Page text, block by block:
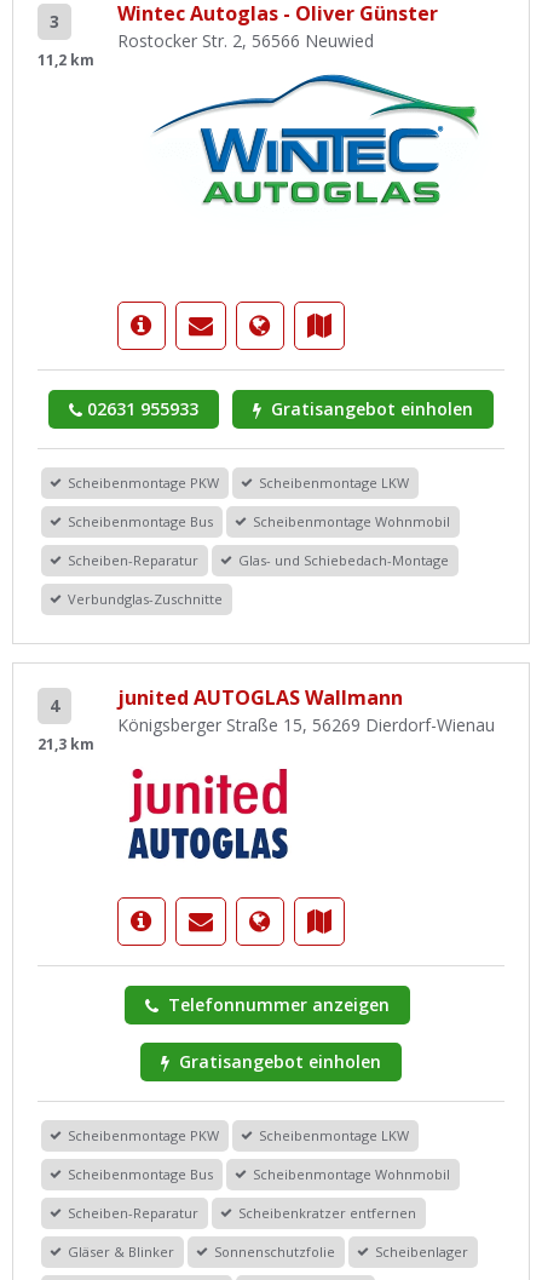
3
11,2 km
Wintec Autoglas - Oliver Günster
Rostocker Str. 2, 56566 Neuwied
02631 955933 Gratisangebot einholen
Scheibenmontage PKW Scheibenmontage LKW
Scheibenmontage Bus Scheibenmontage Wohnmobil
Scheiben-Reparatur Glas- und Schiebedach-Montage
Verbundglas-Zuschnitte
4
21,3 km
junited AUTOGLAS Wallmann
Königsberger Straße 15, 56269 Dierdorf-Wienau
Telefonnummer anzeigen
Gratisangebot einholen
Scheibenmontage PKW Scheibenmontage LKW
Scheibenmontage Bus Scheibenmontage Wohnmobil
Scheiben-Reparatur Scheibenkratzer entfernen
Gläser & Blinker Sonnenschutzfolie Scheibenlager